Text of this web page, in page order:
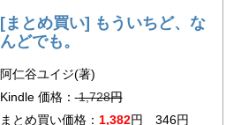
[まとめ買い] もういちど、な
んどでも。
阿仁谷ユイジ(著)
Kindle 価格： 1,728円
まとめ買い価格： 1,382円 346円